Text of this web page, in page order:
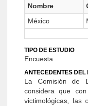
Nombre
México
TIPO DE ESTUDIO
Encuesta
ANTECEDENTES DEL
La Comisión de
considera que
victimológicas, las